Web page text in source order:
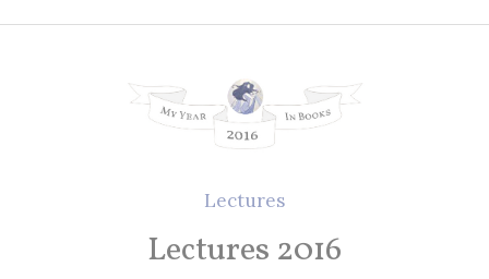
Lectures
Lectures 2016